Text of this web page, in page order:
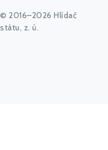
© 2016–2026 Hlídač
státu, z. ú.